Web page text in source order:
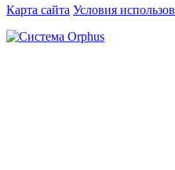
Карта сайта Условия